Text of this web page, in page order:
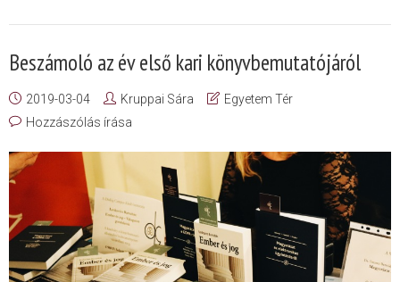
Beszámoló az év első kari könyvbemutatójáról
2019-03-04 Kruppai Sára
Egyetem Tér
Hozzászólás írása